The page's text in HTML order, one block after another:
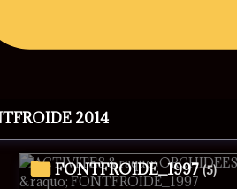
2014
FONTFROIDE_1997 (5)